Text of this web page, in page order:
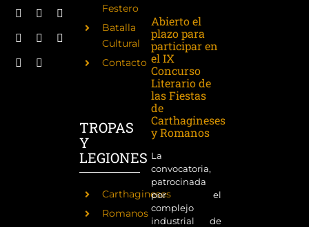
Festero
Batalla
Cultural
Contacto
TROPAS
Y
LEGIONES
Carthagineses
Romanos
Abierto el
plazo para
participar en
el IX
Concurso
Literario de
las Fiestas
de
Carthagineses
y Romanos
La
convocatoria,
patrocinada
por el
complejo
industrial de